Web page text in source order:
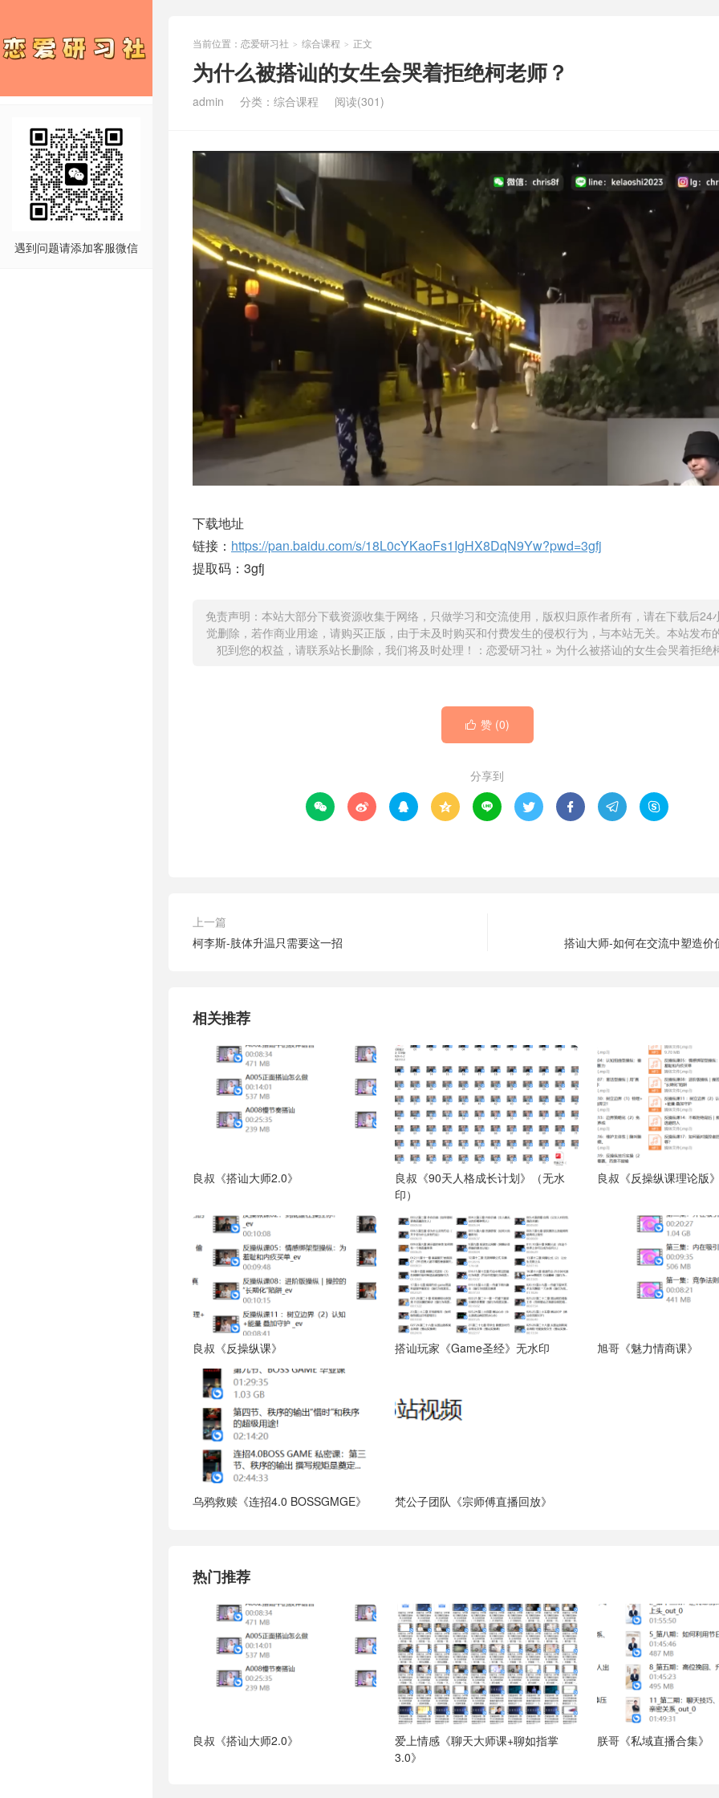
遇到问题请添加客服微信
当前位置： 恋爱研习社 > 综合课程 > 正文
为什么被搭讪的女生会哭着拒绝柯老师？
admin 分类： 综合课程 阅读(301)
下载地址
链接： https://pan.baidu.com/s/18L0cYKaoFs1IgHX8DqN9Yw?pwd=3gfj
提取码：3gfj
免责声明：本站大部分下载资源收集于网络，只做学习和交流使用，版权归原作者所有，请在下载后24
觉删除，若作商业用途，请购买正版，由于未及时购买和付费发生的侵权行为，与本站无关。本站发布
犯到您的权益，请联系站长删除，我们将及时处理！： 恋爱研习社 » 为什么被搭讪的女生会哭着拒绝
 赞 (0)
分享到
        
上一篇
柯李斯-肢体升温只需要这一招
搭讪大师-如何在交流中塑造价
相关推荐
良叔《搭讪大师2.0》
良叔《90天人格成长计划》（无水
印）
良叔《反操纵课理论版
良叔《反操纵课》 搭讪玩家《Game圣经》无水印 旭哥《魅力情商课》
乌鸦救赎《连招4.0 BOSSGMGE》 梵公子团队《宗师傅直播回放》
热门推荐
良叔《搭讪大师2.0》
爱上情感《聊天大师课+聊如指掌
3.0》
朕哥《私域直播合集》